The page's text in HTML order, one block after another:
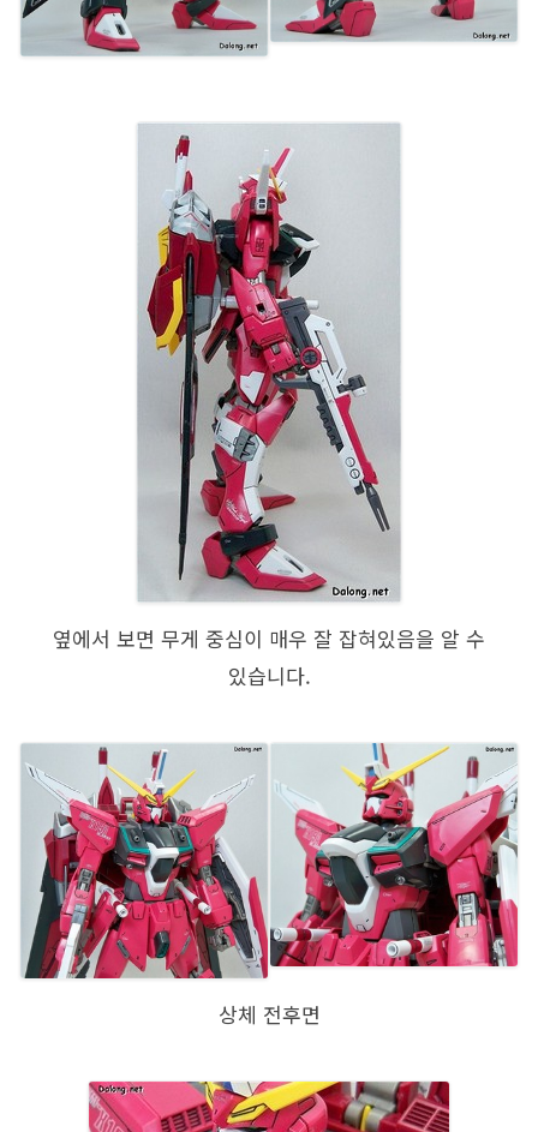
옆에서 보면 무게 중심이 매우 잘 잡혀있음을 알 수
있습니다.
상체 전후면